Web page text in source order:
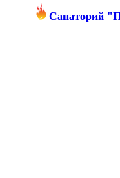
Санаторий